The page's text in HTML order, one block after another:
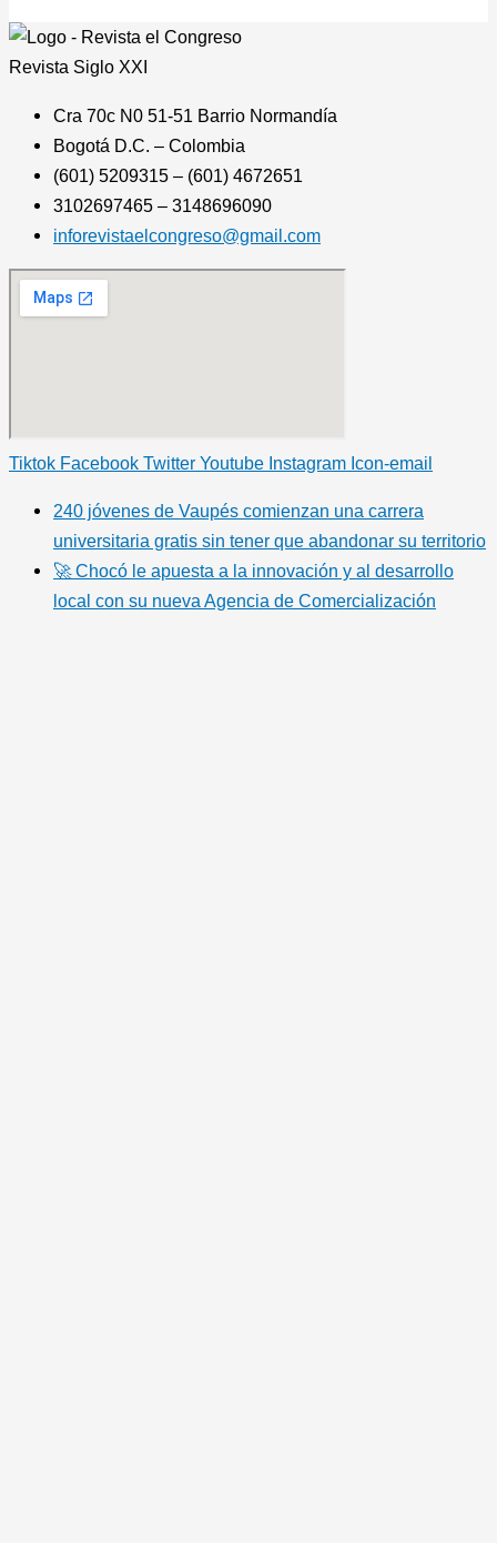
Revista Siglo XXI
Cra 70c N0 51-51 Barrio Normandía
Bogotá D.C. – Colombia
(601) 5209315 – (601) 4672651
3102697465 – 3148696090
inforevistaelcongreso@gmail.com
Tiktok Facebook Twitter Youtube Instagram Icon-email
240 jóvenes de Vaupés comienzan una carrera
universitaria gratis sin tener que abandonar su territorio
🚀 Chocó le apuesta a la innovación y al desarrollo
local con su nueva Agencia de Comercialización